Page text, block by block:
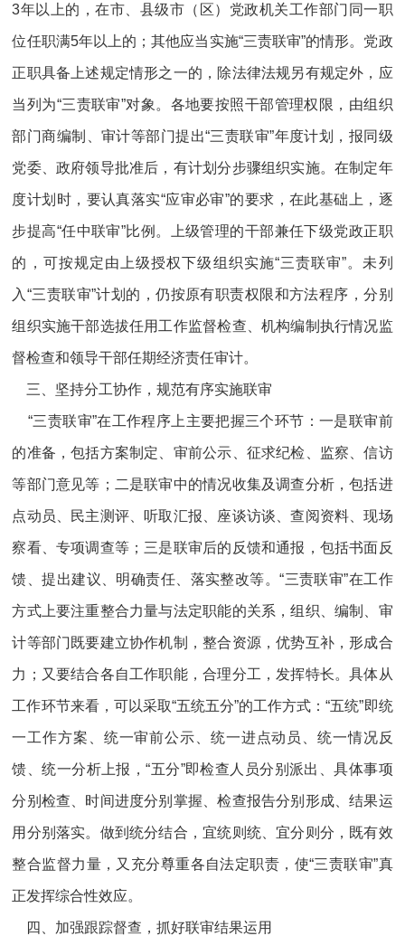
3年以上的，在市、县级市（区）党政机关工作部门同一职
位任职满5年以上的；其他应当实施“三责联审”的情形。党政
正职具备上述规定情形之一的，除法律法规另有规定外，应
当列为“三责联审”对象。各地要按照干部管理权限，由组织
部门商编制、审计等部门提出“三责联审”年度计划，报同级
党委、政府领导批准后，有计划分步骤组织实施。在制定年
度计划时，要认真落实“应审必审”的要求，在此基础上，逐
步提高“任中联审”比例。上级管理的干部兼任下级党政正职
的，可按规定由上级授权下级组织实施“三责联审”。未列
入“三责联审”计划的，仍按原有职责权限和方法程序，分别
组织实施干部选拔任用工作监督检查、机构编制执行情况监
督检查和领导干部任期经济责任审计。
三、坚持分工协作，规范有序实施联审
“三责联审”在工作程序上主要把握三个环节：一是联审前
的准备，包括方案制定、审前公示、征求纪检、监察、信访
等部门意见等；二是联审中的情况收集及调查分析，包括进
点动员、民主测评、听取汇报、座谈访谈、查阅资料、现场
察看、专项调查等；三是联审后的反馈和通报，包括书面反
馈、提出建议、明确责任、落实整改等。“三责联审”在工作
方式上要注重整合力量与法定职能的关系，组织、编制、审
计等部门既要建立协作机制，整合资源，优势互补，形成合
力；又要结合各自工作职能，合理分工，发挥特长。具体从
工作环节来看，可以采取“五统五分”的工作方式：“五统”即统
一工作方案、统一审前公示、统一进点动员、统一情况反
馈、统一分析上报，“五分”即检查人员分别派出、具体事项
分别检查、时间进度分别掌握、检查报告分别形成、结果运
用分别落实。做到统分结合，宜统则统、宜分则分，既有效
整合监督力量，又充分尊重各自法定职责，使“三责联审”真
正发挥综合性效应。
四、加强跟踪督查，抓好联审结果运用